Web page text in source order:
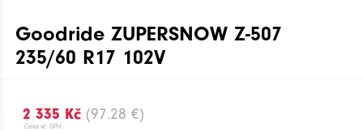
Goodride ZUPERSNOW Z-507
235/60 R17 102V
2 335 Kč (97.28 €)
Cena vč. DPH